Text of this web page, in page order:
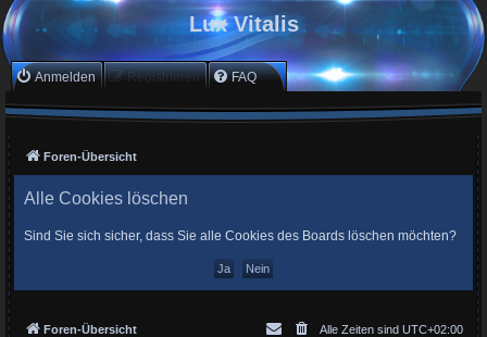
Lux Vitalis
Anmelden Registrieren FAQ
Foren-Übersicht
Alle Cookies löschen
Sind Sie sich sicher, dass Sie alle Cookies des Boards löschen möchten?
Foren-Übersicht Alle Zeiten sind UTC+02:00